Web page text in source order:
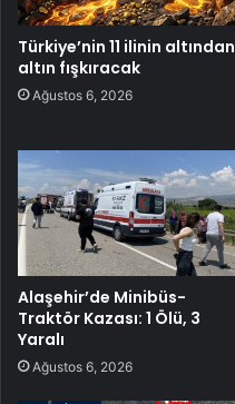
Türkiye’nin 11 ilinin altından
altın fışkıracak
Ağustos 6, 2026
Alaşehir’de Minibüs-
Traktör Kazası: 1 Ölü, 3
Yaralı
Ağustos 6, 2026